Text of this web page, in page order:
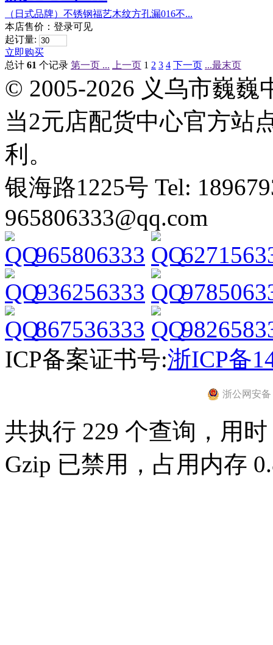
（日式品牌）不锈钢福艺木纹方孔漏016不...
本店售价： 登录可见
起订量:
立即购买
总计 61 个记录 第一页 ... 上一页 1 2 3 4 下一页 ...最末页
© 2005-2026 义乌市巍
当2元店配货中心官方站
利。
银海路1225号 Tel:
965806333@qq.com
965806333
936256333
867536333
ICP备案证书号:浙ICP备
浙公网安备
共执行 229 个查询，用
Gzip 已禁用，占用内存